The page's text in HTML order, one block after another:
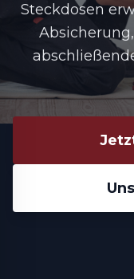
Steckdosen